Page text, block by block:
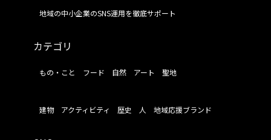
地域の中小企業のSNS運用を徹底サポート
カテゴリ
もの・こと フード 自然 アート 聖地
建物 アクティビティ 歴史 人 地域応援ブランド